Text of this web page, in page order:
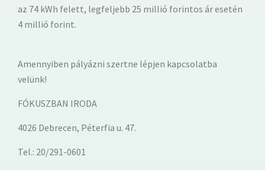
az 74 kWh felett, legfeljebb 25 millió forintos ár esetén
4 millió forint.
Amennyiben pályázni szertne lépjen kapcsolatba
velünk!
FÓKUSZBAN IRODA
4026 Debrecen, Péterfia u. 47.
Tel.: 20/291-0601